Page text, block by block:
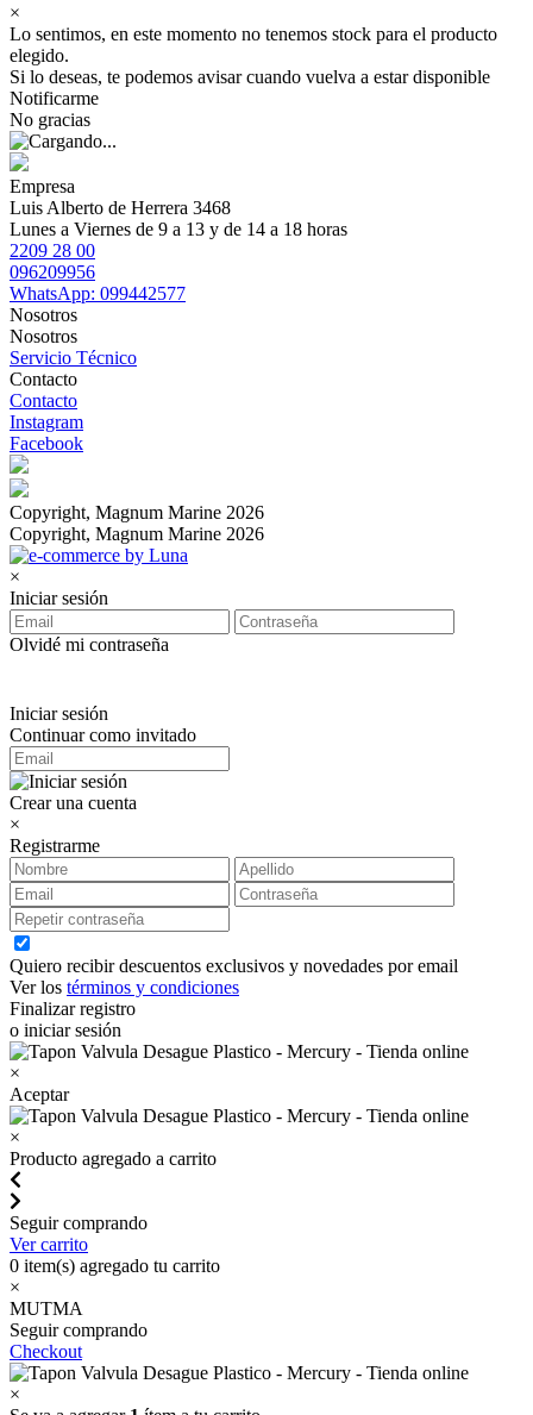
×
Lo sentimos, en este momento no tenemos stock para el producto
elegido.
Si lo deseas, te podemos avisar cuando vuelva a estar disponible
Notificarme
No gracias
Empresa
Luis Alberto de Herrera 3468
Lunes a Viernes de 9 a 13 y de 14 a 18 horas
2209 28 00
096209956
WhatsApp: 099442577
Nosotros
Nosotros
Servicio Técnico
Contacto
Contacto
Instagram
Facebook
Copyright, Magnum Marine 2026
Copyright, Magnum Marine 2026
×
Iniciar sesión
Olvidé mi contraseña
Iniciar sesión
Continuar como invitado
Crear una cuenta
×
Registrarme
Quiero recibir descuentos exclusivos y novedades por email
Ver los términos y condiciones
Finalizar registro
o iniciar sesión
×
Aceptar
×
Producto agregado a carrito
Seguir comprando
Ver carrito
0 item(s) agregado tu carrito
×
MUTMA
Seguir comprando
Checkout
×